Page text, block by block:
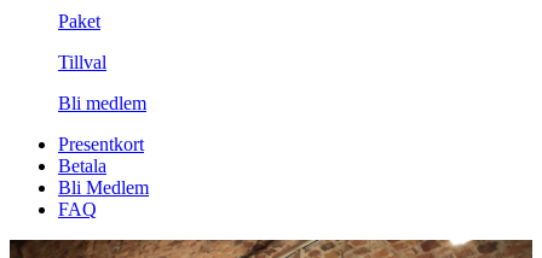
Paket
Tillval
Bli medlem
Presentkort
Betala
Bli Medlem
FAQ